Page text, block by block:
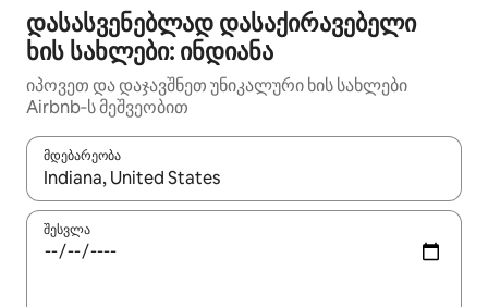
დასასვენებლად დასაქირავებელი
ხის სახლები: ინდიანა
იპოვეთ და დაჯავშნეთ უნიკალური ხის სახლები
Airbnb‑ს მეშვეობით
მდებარეობა
როცა შედეგები ხელმისაწვდომი გახდება, ნავიგაციისთვის
შესვლა